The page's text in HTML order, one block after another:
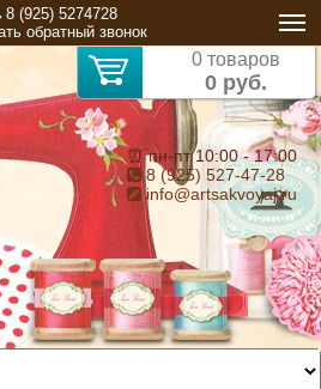
8 (925) 5274728
обратный звонок
0 товаров
0 руб.
⏰ пн-пт 10:00 - 17:00
8 (925) 527-47-28
info@artsakvoyaj.ru